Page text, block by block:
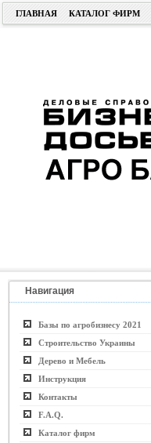
ГЛАВНАЯ КАТАЛОГ ФИРМ
Навигация
Базы по агробизнесу 2021
Строительство Украины
Дерево и Мебель
Инструкция
Контакты
F.A.Q.
Каталог фирм